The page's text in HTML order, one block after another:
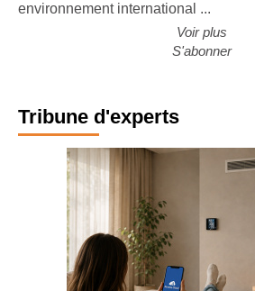
environnement international ...
Voir plus
S'abonner
Tribune d'experts